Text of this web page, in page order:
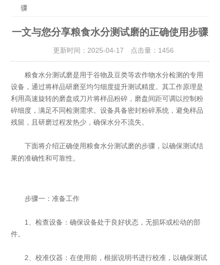
骤
一文与您分享粮食水分测试磨的正确使用步骤
更新时间：2025-04-17 点击量： 1456
粮食水分测试磨是用于谷物及豆类等农作物水分检测的专用
设备，通过将样品研磨至均匀细度提升测试精度。其工作原理是
利用高速旋转的磨盘或刀片将样品粉碎，磨盘间距可调以控制粉
碎细度，满足不同检测需求。设备具备密封粉碎系统，避免样品
残留，且研磨过程发热少，确保水分不流失。
下面将介绍正确使用粮食水分测试磨的步骤，以确保测试结
果的准确性和可靠性。
步骤一：准备工作
1、检查设备：确保设备处于良好状态，无损坏或松动的部
件。
2、校准仪器：在使用前，根据说明书进行校准，以确保测试